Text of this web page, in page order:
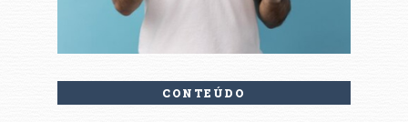
CONTEÚDO